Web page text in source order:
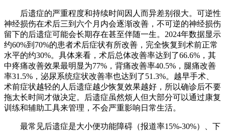
后遗症的严重程度和持续时间因人而异差别很大。可逆性
神经损伤在术后三到六个月内会逐渐改善，不可逆的神经损伤
留下的后遗症可能会长期存在甚至伴随一生。2024年数据显示
约60%到70%的患者术后症状有所改善，完全恢复到术前正常
水平的约30%。具体来看，术后总体改善率达到了66.6%，其
中疼痛改善效果最明显为77%，背痛改善率40.5%，腿痛改善
率31.5%，泌尿系统症状改善率也达到了51.3%。越早手术、
术前症状越轻的人后遗症越少恢复效果越好，所以确诊后不要
拖太长时间才做决定。后遗症虽然烦人但大部分可以通过康复
训练和辅助工具来管理，不会严重影响日常生活。
最常见后遗症是大小便功能障碍（报道率15%-30%）、下